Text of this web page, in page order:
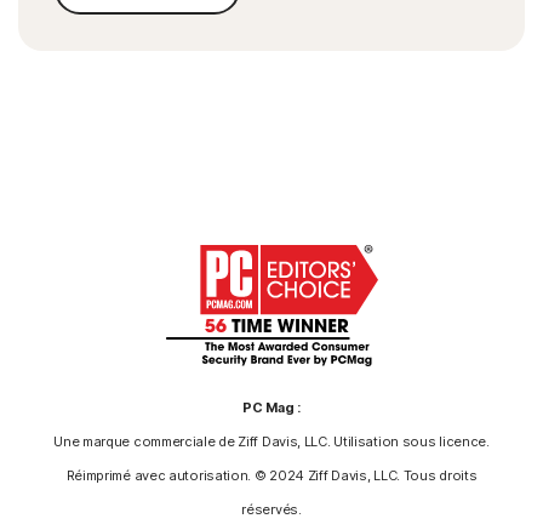
PC Mag :
Une marque commerciale de Ziff Davis, LLC. Utilisation sous licence.
Réimprimé avec autorisation. © 2024 Ziff Davis, LLC. Tous droits
réservés.